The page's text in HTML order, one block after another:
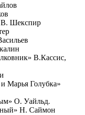
В. Шекспир
В.Кассис,
Марья Голубка»
О. Уайльд.
Н. Саймон